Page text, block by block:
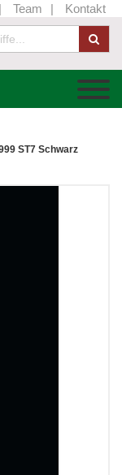
Team Kontakt
ST7 Schwarz